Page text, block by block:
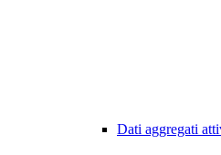
Dati aggregati